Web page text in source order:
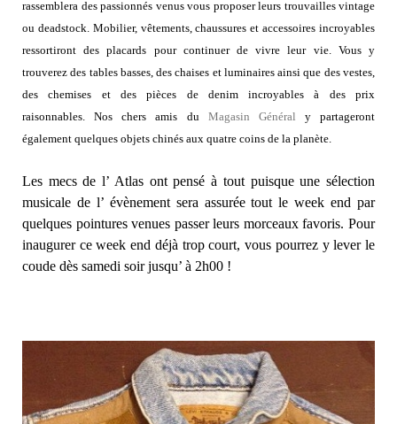
rassemblera des passionnés venus vous proposer leurs trouvailles vintage
ou deadstock. Mobilier, vêtements, chaussures et accessoires incroyables
ressortiront des placards pour continuer de vivre leur vie. Vous y
trouverez des tables basses, des chaises et luminaires ainsi que des vestes,
des chemises et des pièces de denim incroyables à des prix
raisonnables. Nos chers amis du Magasin Général y partageront
également quelques objets chinés aux quatre coins de la planète.
Les mecs de l’ Atlas ont pensé à tout puisque une sélection
musicale de l’ évènement sera assurée tout le week end par
quelques pointures venues passer leurs morceaux favoris. Pour
inaugurer ce week end déjà trop court, vous pourrez y lever le
coude dès samedi soir jusqu’ à 2h00 !